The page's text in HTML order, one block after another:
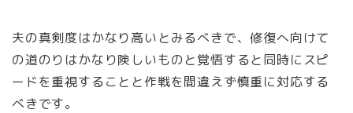
夫の真剣度はかなり高いとみるべきで、修復へ向けて
の道のりはかなり険しいものと覚悟すると同時にスピ
ードを重視することと作戦を間違えず慎重に対応する
べきです。